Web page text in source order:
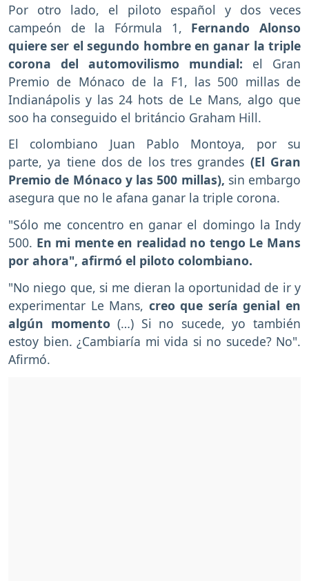
Por otro lado, el piloto español y dos veces
campeón de la Fórmula 1, Fernando Alonso
quiere ser el segundo hombre en ganar la triple
corona del automovilismo mundial: el Gran
Premio de Mónaco de la F1, las 500 millas de
Indianápolis y las 24 hots de Le Mans, algo que
soo ha conseguido el británcio Graham Hill.
El colombiano Juan Pablo Montoya, por su
parte, ya tiene dos de los tres grandes (El Gran
Premio de Mónaco y las 500 millas), sin embargo
asegura que no le afana ganar la triple corona.
"Sólo me concentro en ganar el domingo la Indy
500. En mi mente en realidad no tengo Le Mans
por ahora", afirmó el piloto colombiano.
"No niego que, si me dieran la oportunidad de ir y
experimentar Le Mans, creo que sería genial en
algún momento(…) Si no sucede, yo también
estoy bien. ¿Cambiaría mi vida si no sucede? No".
Afirmó.